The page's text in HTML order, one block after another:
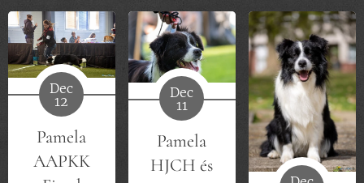
Dec
12
Pamela
AAPKK
Dec
11
Pamela
HJCH és